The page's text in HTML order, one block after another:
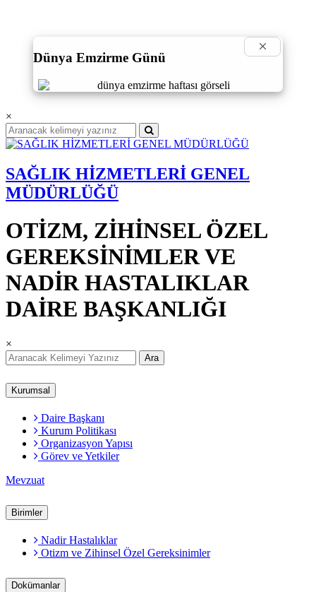
Dünya Emzirme Günü
×
×
SAĞLIK HİZMETLERİ GENEL
MÜDÜRLÜĞÜ
OTİZM, ZİHİNSEL ÖZEL
GEREKSİNİMLER VE
NADİR HASTALIKLAR
DAİRE BAŞKANLIĞI
×
Ara
Kurumsal
Daire Başkanı
Kurum Politikası
Organizasyon Yapısı
Görev ve Yetkiler
Mevzuat
Birimler
Nadir Hastalıklar
Otizm ve Zihinsel Özel Gereksinimler
Dokümanlar